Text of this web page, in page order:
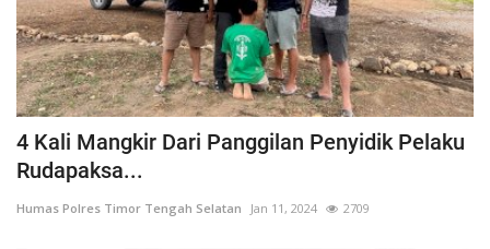
4 Kali Mangkir Dari Panggilan Penyidik Pelaku
Rudapaksa...
Humas Polres Timor Tengah Selatan Jan 11, 2024 2709